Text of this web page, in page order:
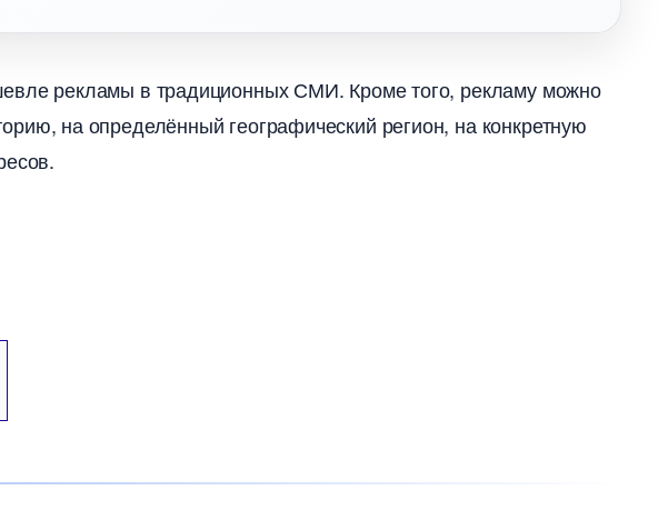
рекламы в традиционных СМИ. Кроме того, рекламу можно
на определённый географический регион, на конкретную